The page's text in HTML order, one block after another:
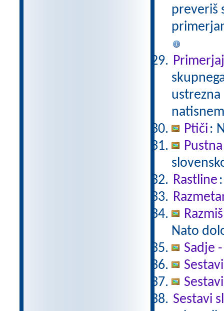
preveriš
ustrezna
Ptiči :
Rastline
Nato
Sadje
Sestavi